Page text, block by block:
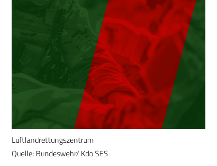
Luftlandrettungszentrum
Quelle: Bundeswehr/ Kdo SES